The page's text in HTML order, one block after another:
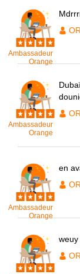
Ambassadeur
Orange
Ambassadeur
Orange
Ambassadeur
Orange
en